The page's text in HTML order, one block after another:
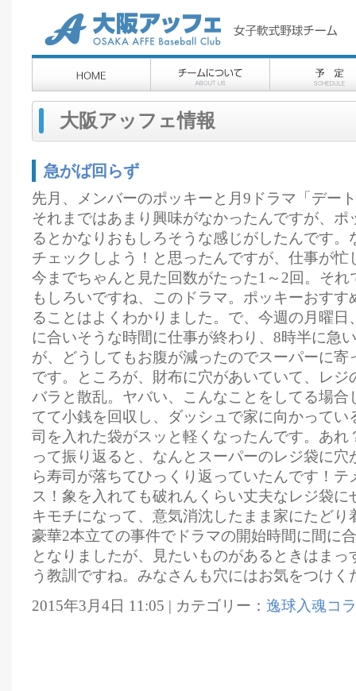
大阪アッフェ情報
急がば回らず
先月、メンバーのポッキーと月9ドラマ「デー
それまではあまり興味がなかったんですが、ポ
るとかなりおもしろそうな感じがしたんです。
チェックしよう！と思ったんですが、仕事が忙
今までちゃんと見た回数がたった1～2回。そ
もしろいですね、このドラマ。ポッキーおすす
ることはよくわかりました。で、今週の月曜日
に合いそうな時間に仕事が終わり、8時半に急
が、どうしてもお腹が減ったのでスーパーに寄
です。ところが、財布に穴があいていて、レジ
バラと散乱。ヤバい、こんなことをしてる場合
てて小銭を回収し、ダッシュで家に向かってい
司を入れた袋がスッと軽くなったんです。あれ
って振り返ると、なんとスーパーのレジ袋に穴
ら寿司が落ちてひっくり返っていたんです！
ス！象を入れても破れんくらい丈夫なレジ袋に
キモチになって、意気消沈したまま家にたどり
豪華2本立ての事件でドラマの開始時間に間に
となりましたが、見たいものがあるときはまっ
う教訓ですね。みなさんも穴にはお気をつけく
2015年3月4日 11:05 | カテゴリー： 逸球入魂コ